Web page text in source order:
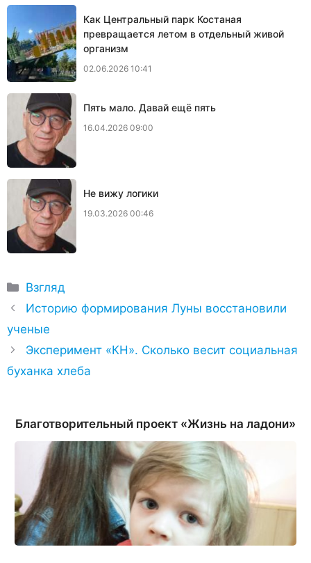
Как Центральный парк Костаная
превращается летом в отдельный живой
организм
02.06.2026 10:41
Пять мало. Давай ещё пять
16.04.2026 09:00
Не вижу логики
19.03.2026 00:46
Рубрики
Взгляд
Историю формирования Луны восстановили
ученые
Эксперимент «КН». Сколько весит социальная
буханка хлеба
Благотворительный проект «Жизнь на ладони»